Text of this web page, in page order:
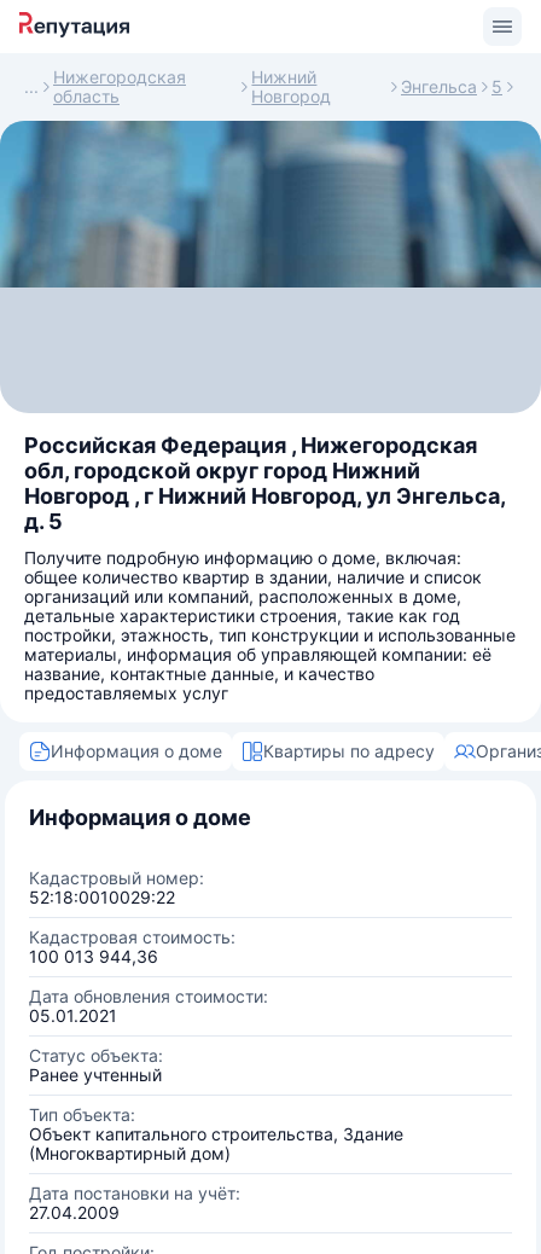
Нижегородская
область
Нижний
Новгород
Энгельса 5
Российская Федерация , Нижегородская
обл, городской округ город Нижний
Новгород , г Нижний Новгород, ул Энгельса,
д. 5
Получите подробную информацию о доме, включая:
общее количество квартир в здании, наличие и список
организаций или компаний, расположенных в доме,
детальные характеристики строения, такие как год
постройки, этажность, тип конструкции и использованные
материалы, информация об управляющей компании: её
название, контактные данные, и качество
предоставляемых услуг
Информация о доме Квартиры по адресу
Информация о доме
Кадастровый номер:
52:18:0010029:22
Кадастровая стоимость:
100 013 944,36
Дата обновления стоимости:
05.01.2021
Статус объекта:
Ранее учтенный
Тип объекта:
Объект капитального строительства, Здание
(Многоквартирный дом)
Дата постановки на учёт:
27.04.2009